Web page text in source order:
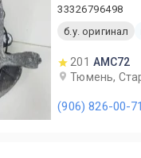
33326796498
б.у. оригинал
201 AMC72
Тюмень,
(906) 826-00-71